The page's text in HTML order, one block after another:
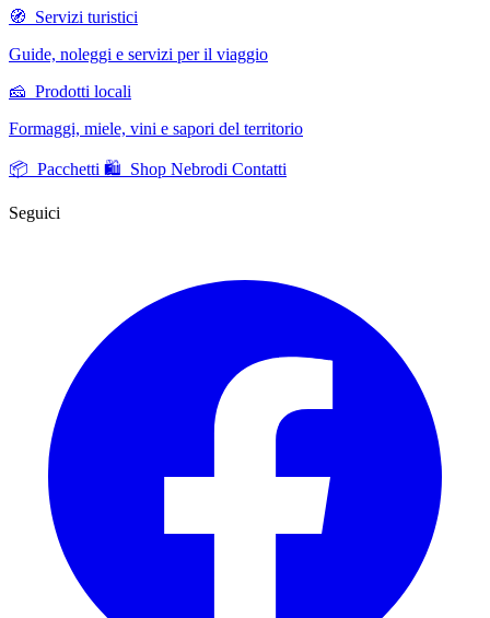
🧭 Servizi turistici
Guide, noleggi e servizi per il viaggio
🧀 Prodotti locali
Formaggi, miele, vini e sapori del territorio
📦 Pacchetti 🛍️ Shop Nebrodi Contatti
Seguici